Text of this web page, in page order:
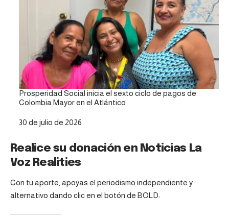
Prosperidad Social inicia el sexto ciclo de pagos de
Colombia Mayor en el Atlántico
Fecha
30 de julio de 2026
Realice su donación en Noticias La
Voz Realities
Con tu aporte, apoyas el periodismo independiente y
alternativo dando clic en el botón de BOLD: